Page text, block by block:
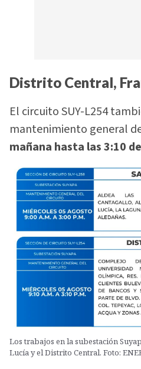
Distrito Central,
El circuito SUY-L254
mantenimiento general
mañana hasta las 3:10
Los trabajos en la subestación
Lucía y el Distrito Central. Foto: